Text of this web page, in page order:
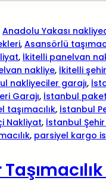
Anadolu Yakası
, Asansörlü
, İkitelli panelvan
nakliye, İkitelli
nakliyeciler garajı,
Garajı, İstanbul
, İstanbul
Nakliyat, İstanbul
, parsiyel kargo